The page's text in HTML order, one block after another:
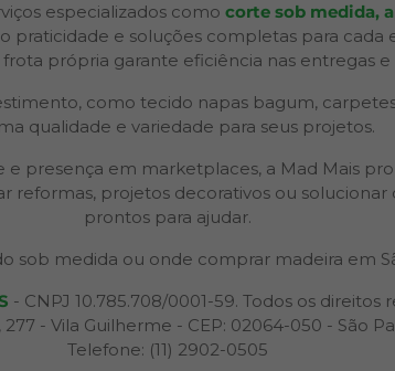
especializados como corte sob medida,
praticidade e soluções completas para cada
frota própria garante eficiência nas entregas
como tecido napas bagum,
qualidade e variedade para seus projetos.
e presença em marketplaces, a Mad Mais
reformas, projetos decorativos ou
prontos para ajudar.
sob medida ou onde comprar madeira em
- CNPJ 10.785.708/0001-59. Todos os direitos
- Vila Guilherme - CEP: 02064-050 - São
Telefone: (11) 2902-0505